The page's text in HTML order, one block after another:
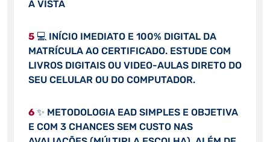
À VISTA
5💻 INÍCIO IMEDIATO E 100% DIGITAL DA
MATRÍCULA AO CERTIFICADO. ESTUDE COM
LIVROS DIGITAIS OU VIDEO-AULAS DIRETO DO
SEU CELULAR OU DO COMPUTADOR.
6✨ METODOLOGIA EAD SIMPLES E OBJETIVA
E COM 3 CHANCES SEM CUSTO NAS